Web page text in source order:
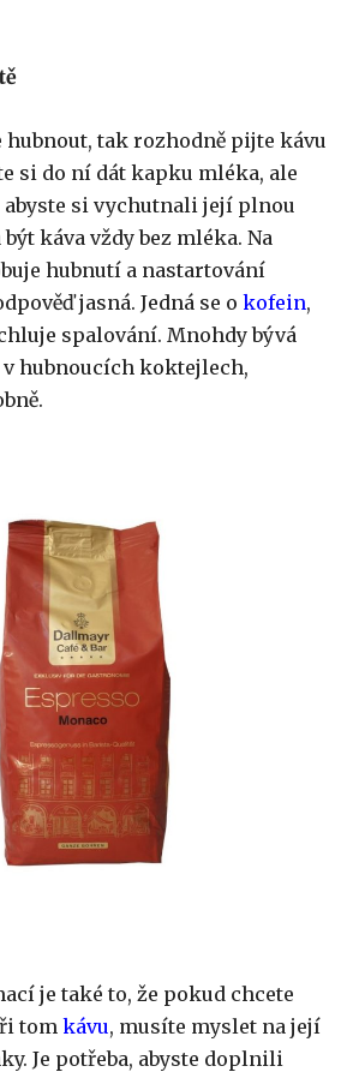
hubnout, tak rozhodně pijte kávu
si do ní dát kapku mléka, ale
abyste si vychutnali její plnou
káva vždy bez mléka. Na
hubnutí a nastartování
jasná. Jedná se o kofein,
spalování. Mnohdy bývá
hubnoucích koktejlech,
je také to, že pokud chcete
tom kávu, musíte myslet na její
Je potřeba, abyste doplnili